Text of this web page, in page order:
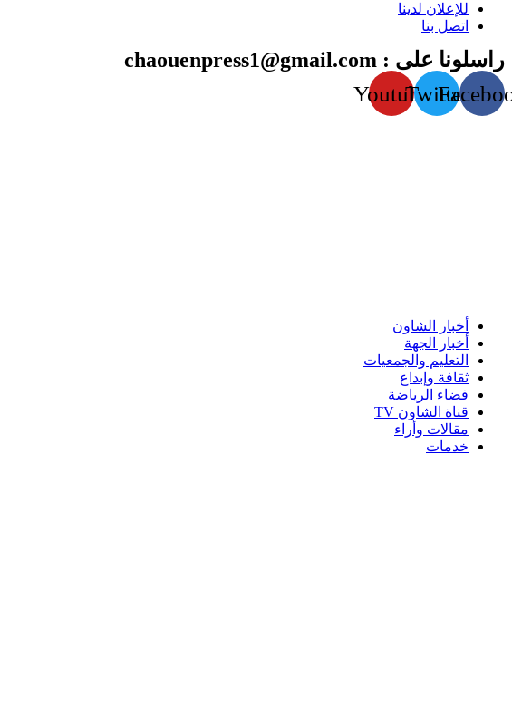
للإعلان لدينا
اتصل بنا
راسلونا على : chaouenpress1@gmail.com
Twitter
Youtube
أخبار الشاون
أخبار الجهة
التعليم والجمعيات
ثقافة وإبداع
فضاء الرياضة
قناة الشاون TV
مقالات وأراء
خدمات